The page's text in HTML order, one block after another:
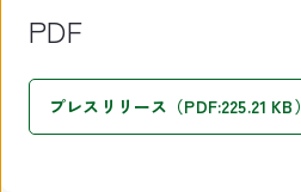
PDF
プレスリリース（PDF:225.21 KB）